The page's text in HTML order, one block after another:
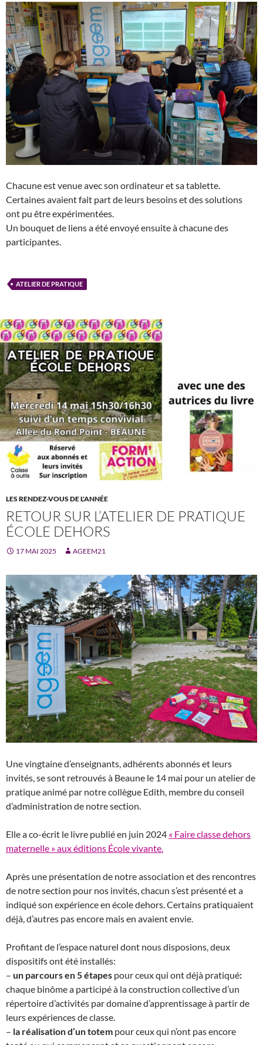
Chacune est venue avec son ordinateur et sa tablette.
Certaines avaient fait part de leurs besoins et des solutions
ont pu être expérimentées.
Un bouquet de liens a été envoyé ensuite à chacune des
participantes.
ATELIER DE PRATIQUE
LES RENDEZ-VOUS DE L'ANNÉE
RETOUR SUR L’ATELIER DE PRATIQUE
ÉCOLE DEHORS
17 MAI 2025 AGEEM21
Une vingtaine d’enseignants, adhérents abonnés et leurs
invités, se sont retrouvés à Beaune le 14 mai pour un atelier de
pratique animé par notre collègue Edith, membre du conseil
d’administration de notre section.
Elle a co-écrit le livre publié en juin 2024 « Faire classe dehors
maternelle » aux éditions École vivante.
Après une présentation de notre association et des rencontres
de notre section pour nos invités, chacun s’est présenté et a
indiqué son expérience en école dehors. Certains pratiquaient
déjà, d’autres pas encore mais en avaient envie.
Profitant de l’espace naturel dont nous disposions, deux
dispositifs ont été installés:
– un parcours en 5 étapes pour ceux qui ont déjà pratiqué:
chaque binôme a participé à la construction collective d’un
répertoire d’activités par domaine d’apprentissage à partir de
leurs expériences de classe.
– la réalisation d’un totem pour ceux qui n’ont pas encore